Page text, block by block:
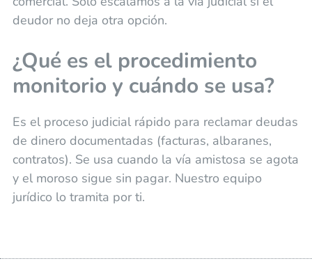
deudor no deja otra opción.
¿Qué es el procedimiento
monitorio y cuándo se usa?
Es el proceso judicial rápido para reclamar deudas
de dinero documentadas (facturas, albaranes,
contratos). Se usa cuando la vía amistosa se agota
y el moroso sigue sin pagar. Nuestro equipo
jurídico lo tramita por ti.